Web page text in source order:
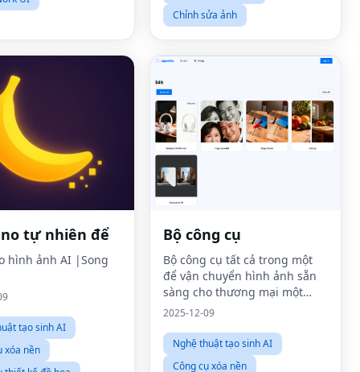
Chỉnh sửa ảnh
tự nhiên để
hình ảnh AI |Song
tạo sinh AI
xóa nền
Bộ công cụ
Bộ công cụ tất cả trong một
để vận chuyển hình ảnh sẵn
sàng cho thương mại một
cách nhanh chóng
2025-12-09
Nghệ thuật tạo sinh AI
Công cụ xóa nền